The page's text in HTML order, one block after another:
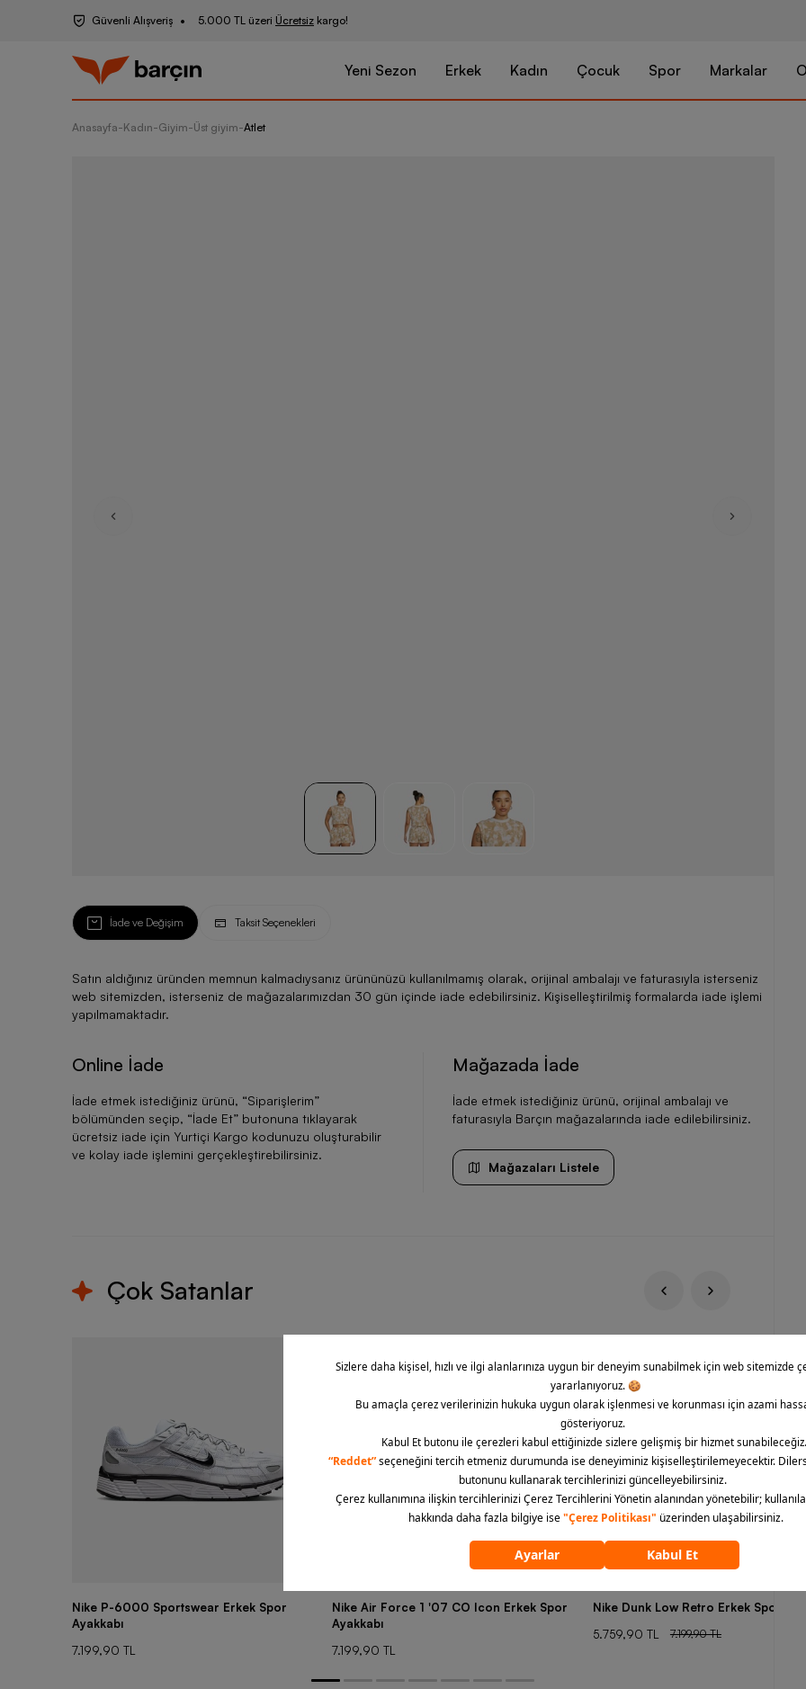
Güvenli Alışveriş 5.000 TL üzeri Ücretsiz kargo!
Yeni Sezon Erkek Kadın Çocuk Spor Markalar
Anasayfa-Kadın-Giyim-Üst giyim-Atlet
Nike
İade ve Değişim Taksit Seçenekleri
Satın aldığınız üründen memnun kalmadıysanız ürününüzü kullanılmamış olarak, orijinal ambalajı ve faturasıyla isterseniz
web sitemizden, isterseniz de mağazalarımızdan 30 gün içinde iade edebilirsiniz. Kişiselleştirilmiş formalarda iade işlemi
yapılmamaktadır.
Online İade
İade etmek istediğiniz ürünü, “Siparişlerim”
bölümünden seçip, “İade Et” butonuna tıklayarak
ücretsiz iade için Yurtiçi Kargo kodunuzu oluşturabilir
ve kolay iade işlemini gerçekleştirebilirsiniz.
Mağazada İade
İade etmek istediğiniz ürünü, orijinal ambalajı ve
faturasıyla Barçın mağazalarında iade edilebilirsiniz.
Mağazaları Listele
Çok Satanlar
Nike P-6000 Sportswear Erkek Spor
Ayakkabı
7.199,90 TL
Nike Air Force 1 '07 CO Icon Erkek Spor
Ayakkabı
7.199,90 TL
Nike Dunk Low Retro Erkek Spor
5.759,90 TL
7.199,90 TL